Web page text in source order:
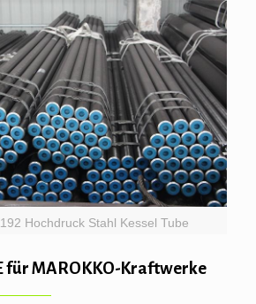
Hochdruck Stahl Kessel Tube
für MAROKKO-Kraftwerke